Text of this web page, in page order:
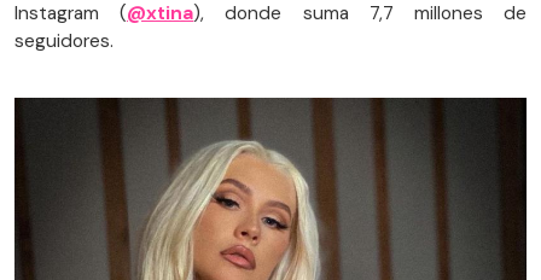
Instagram (@xtina), donde suma 7,7 millones de
seguidores.